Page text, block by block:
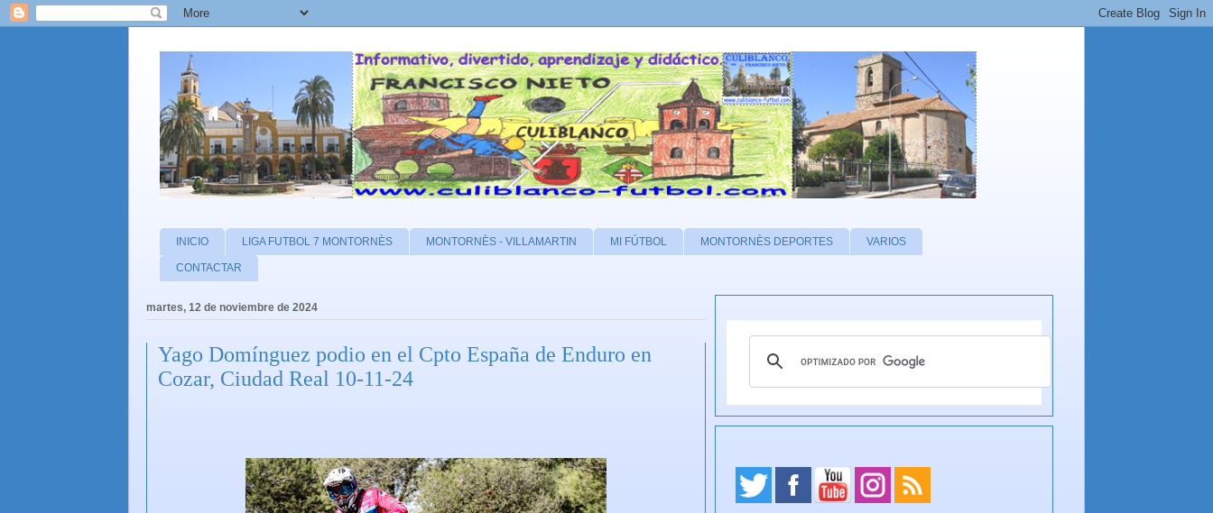
INICIO LIGA FUTBOL 7 MONTORNÈS MONTORNÈS - VILLAMARTIN MI FÚTBOL MONTORNÈS DEPORTES VARIOS
CONTACTAR
martes, 12 de noviembre de 2024
Yago Domínguez podio en el Cpto España de Enduro en
Cozar, Ciudad Real 10-11-24